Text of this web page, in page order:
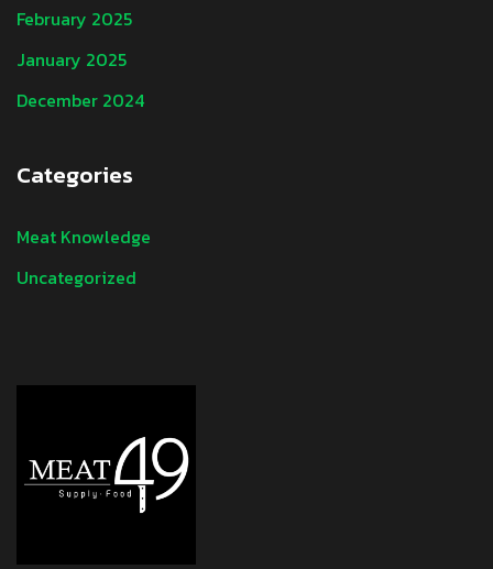
February 2025
January 2025
December 2024
Categories
Meat Knowledge
Uncategorized